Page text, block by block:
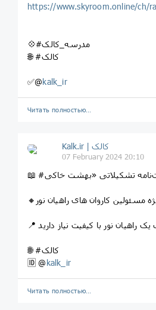
https://www.skyroom.online/ch/
💠#مدرسه_کالک
🌐 #کالک
✅@kalk_ir
Читать полностью…
Kalk.ir | کالک
07 February 2024 20:10
مسئولین کاروان های راهیان نور
🌐 #کالک
‏🆔 @kalk_ir
Читать полностью…